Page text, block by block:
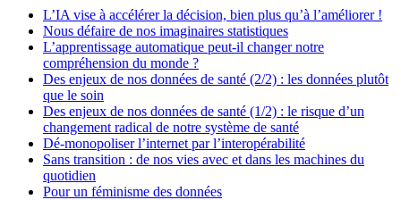
L’IA vise à accélérer la décision, bien plus qu’à l’améliorer !
Nous défaire de nos imaginaires statistiques
L’apprentissage automatique peut-il changer notre
compréhension du monde ?
Des enjeux de nos données de santé (2/2) : les données plutôt
que le soin
Des enjeux de nos données de santé (1/2) : le risque d’un
changement radical de notre système de santé
Dé-monopoliser l’internet par l’interopérabilité
Sans transition : de nos vies avec et dans les machines du
quotidien
Pour un féminisme des données